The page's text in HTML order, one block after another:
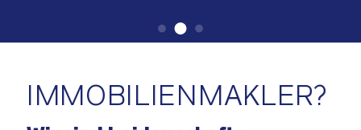
IMMOBILIEN­MAKLER?